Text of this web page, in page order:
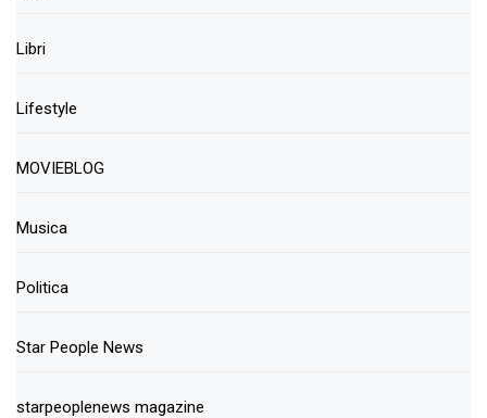
Libri
Lifestyle
MOVIEBLOG
Musica
Politica
Star People News
starpeoplenews magazine